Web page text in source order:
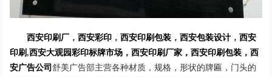
西安印刷厂， 西安彩印， 西安印刷包装， 西安包装设计， 西安
印刷,西安大观园彩印标牌市场，西安印刷厂家，西安印刷包装， 西
安广告公司 舒美广告部主营各种材质，规格，形状的牌匾，门头的